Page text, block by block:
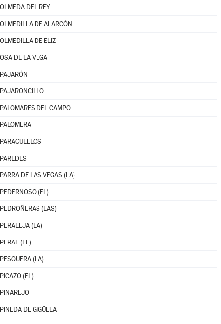
OLMEDA DEL REY
OLMEDILLA DE ALARCÓN
OLMEDILLA DE ELIZ
OSA DE LA VEGA
PAJARÓN
PAJARONCILLO
PALOMARES DEL CAMPO
PALOMERA
PARACUELLOS
PAREDES
PARRA DE LAS VEGAS (LA)
PEDERNOSO (EL)
PEDROÑERAS (LAS)
PERALEJA (LA)
PERAL (EL)
PESQUERA (LA)
PICAZO (EL)
PINAREJO
PINEDA DE GIGÜELA